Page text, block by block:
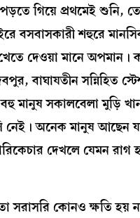
গিয়ে প্রথমেই শুনি,
বসবাসকারী শহুরে
দেওয়া মানে অপমান।
বাঘাযতীন সন্নিহিত
বহু মানুষ সকালবেলা
নেই। অনেক মানুষ আছেন
দেখলে যেমন
সরাসরি কোনও ক্ষতি হয়